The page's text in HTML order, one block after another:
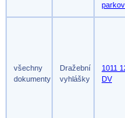
všechny
dokumenty
Dražební
vyhlášky
1011
DV